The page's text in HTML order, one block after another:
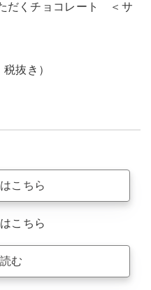
だくチョコレート ＜サ
抜き）
こちら
こちら
む